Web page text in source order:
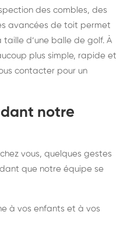
des combles, des
avancées de toit permet
d’une balle de golf. À
plus simple, rapide et
contacter pour un
notre
vous, quelques gestes
que notre équipe se
à vos enfants et à vos